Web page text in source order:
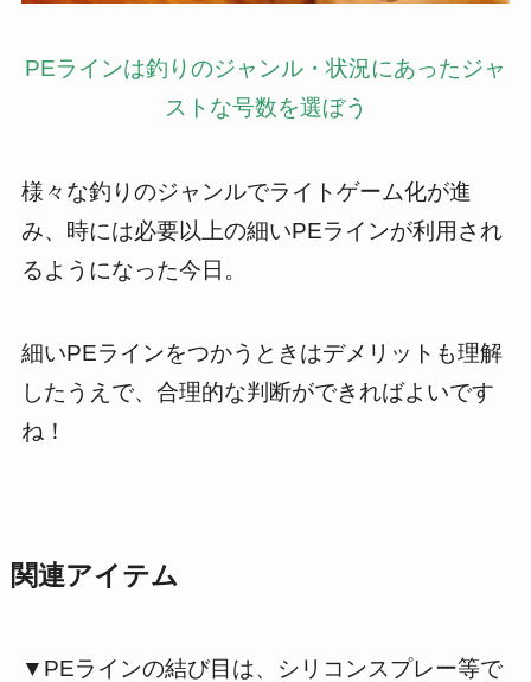
PEラインは釣りのジャンル・状況にあったジャ
ストな号数を選ぼう
様々な釣りのジャンルでライトゲーム化が進
み、時には必要以上の細いPEラインが利用され
るようになった今日。
細いPEラインをつかうときはデメリットも理解
したうえで、合理的な判断ができればよいです
ね！
関連アイテム
▼PEラインの結び目は、シリコンスプレー等で